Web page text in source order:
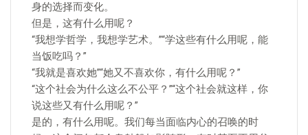
身的选择而变化。
但是，这有什么用呢？
“我想学哲学，我想学艺术。”“学这些有什么用呢，能
当饭吃吗？”
“我就是喜欢她”“她又不喜欢你，有什么用呢？”
“这个社会为什么这么不公平？”“这个社会就这样，你
说这些又有什么用呢？”
是的，有什么用呢。我们每当面临内心的召唤的时